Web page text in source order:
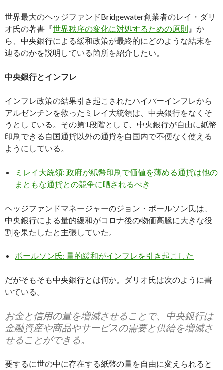
世界最大のヘッジファンドBridgewater創業者のレイ・ダリ
オ氏の著書『世界秩序の変化に対処するための原則 』か
ら、中央銀行による緩和政策が最終的にどのような結末を
辿るのかを説明している箇所を紹介したい。
中央銀行とインフレ
インフレ政策の結果引き起こされたハイパーインフレから
アルゼンチンを救ったミレイ大統領は、中央銀行をなくそ
うとしている。その第1段階として、中央銀行が自由に紙幣
印刷できる自国通貨以外の通貨を自国内で不便なく使える
ようにしている。
ミレイ大統領: 政府が紙幣印刷で価値を薄める通貨は他の
まともな通貨との競争に晒されるべき
ヘッジファンドマネージャーのジョン・ポールソン氏は、
中央銀行による量的緩和がコロナ後の物価高騰に大きな役
割を果たしたと主張していた。
ポールソン氏: 量的緩和がインフレを引き起こした
だがそもそも中央銀行とは何か。ダリオ氏は次のように書
いている。
お金と信用の量を増減させることで、中央銀行は
金融資産や商品やサービスの需要と供給を増減さ
せることができる。
要するに世の中に存在する紙幣の量を自由に変えられると